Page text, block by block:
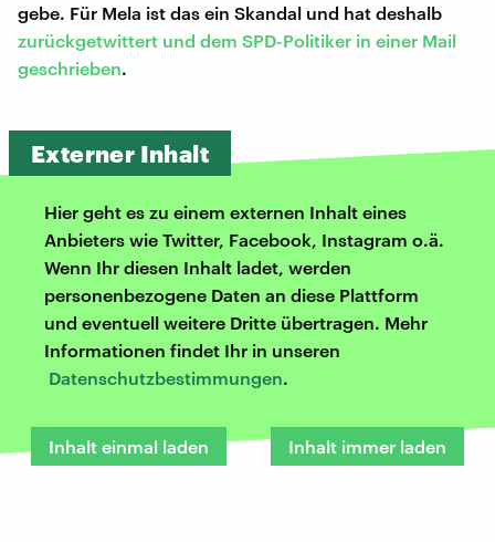
gebe. Für Mela ist das ein Skandal und hat deshalb
zurückgetwittert und dem SPD-Politiker in einer Mail
geschrieben.
Externer Inhalt
Hier geht es zu einem externen Inhalt eines
Anbieters wie Twitter, Facebook, Instagram o.ä.
Wenn Ihr diesen Inhalt ladet, werden
personenbezogene Daten an diese Plattform
und eventuell weitere Dritte übertragen. Mehr
Informationen findet Ihr in unseren
Datenschutzbestimmungen.
Inhalt einmal laden Inhalt immer laden